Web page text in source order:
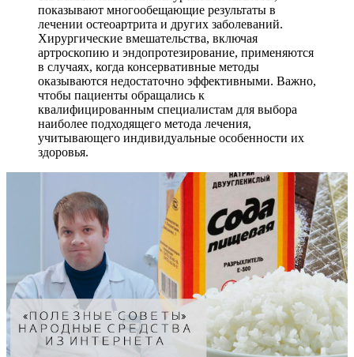
показывают многообещающие результаты в
лечении остеоартрита и других заболеваний.
Хирургические вмешательства, включая
артроскопию и эндопротезирование, применяются
в случаях, когда консервативные методы
оказываются недостаточно эффективными. Важно,
чтобы пациенты обращались к
квалифицированным специалистам для выбора
наиболее подходящего метода лечения,
учитывающего индивидуальные особенности их
здоровья.